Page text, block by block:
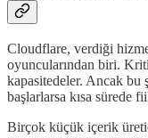
Cloudflare, verdiği
oyuncularından biri.
kapasitedeler. Ancak bu
başlarlarsa kısa sürede
Birçok küçük içerik